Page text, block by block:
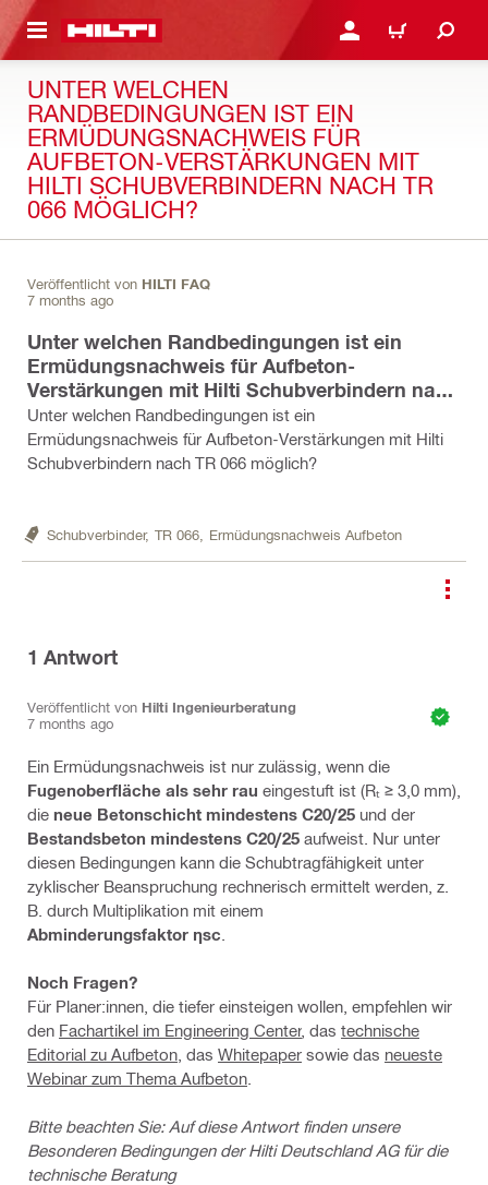
ANMELDEN ODER
WARENKORB
UNTER WELCHEN
RANDBEDINGUNGEN IST EIN
ERMÜDUNGSNACHWEIS FÜR
AUFBETON-VERSTÄRKUNGEN MIT
HILTI SCHUBVERBINDERN NACH TR
066 MÖGLICH?
Veröffentlicht von HILTI FAQ
7 months ago
Unter welchen Randbedingungen ist ein
Ermüdungsnachweis für Aufbeton-
Verstärkungen mit Hilti Schubverbindern nach
TR 066 möglich?
Unter welchen Randbedingungen ist ein
Ermüdungsnachweis für Aufbeton-Verstärkungen mit Hilti
Schubverbindern nach TR 066 möglich?
Schubverbinder, TR 066, Ermüdungsnachweis Aufbeton
1 Antwort
Veröffentlicht von Hilti Ingenieurberatung
7 months ago
Ein Ermüdungsnachweis ist nur zulässig, wenn die
Fugenoberfläche als sehr rau eingestuft ist (Rₜ ≥ 3,0 mm),
die neue Betonschicht mindestens C20/25 und der
Bestandsbeton mindestens C20/25 aufweist. Nur unter
diesen Bedingungen kann die Schubtragfähigkeit unter
zyklischer Beanspruchung rechnerisch ermittelt werden, z.
B. durch Multiplikation mit einem
Abminderungsfaktor ηsc
Noch Fragen?
Für Planer:innen, die tiefer einsteigen wollen, empfehlen wir
den Fachartikel im Engineering Center , das technische
Editorial zu Aufbeton , das Whitepaper sowie das neueste
Webinar zum Thema Aufbeton
Bitte beachten Sie: Auf diese Antwort finden unsere
Besonderen Bedingungen der Hilti Deutschland AG für die
technische Beratung